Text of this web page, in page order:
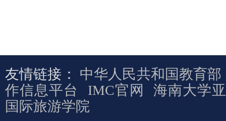
友情链接： 中华人民共和国教育部
作信息平台
IMC官网
海南大学
国际旅游学院